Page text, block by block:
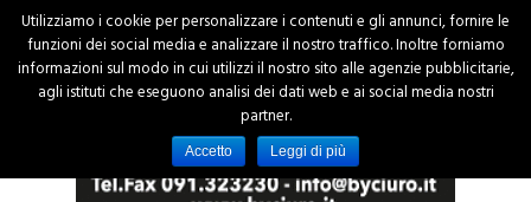
Utilizziamo i cookie per personalizzare i contenuti e gli annunci, fornire le
funzioni dei social media e analizzare il nostro traffico. Inoltre forniamo
informazioni sul modo in cui utilizzi il nostro sito alle agenzie pubblicitarie,
agli istituti che eseguono analisi dei dati web e ai social media nostri
partner.
Accetto Leggi di più